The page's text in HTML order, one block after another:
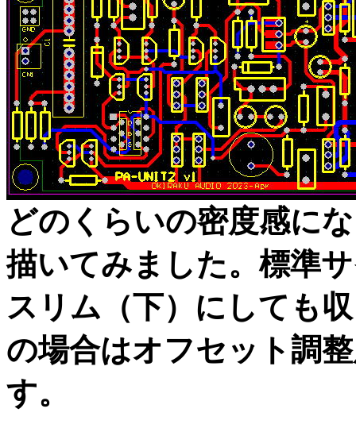
どのくらいの密度感に
描いてみました。標準
スリム（下）にしても
の場合はオフセット調
す。